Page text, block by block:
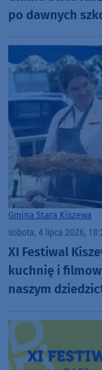
po dawnych
Gmina Stara Kiszewa
sobota, 4 lipca 2026,
XI Festiwal
kuchnię i
naszym